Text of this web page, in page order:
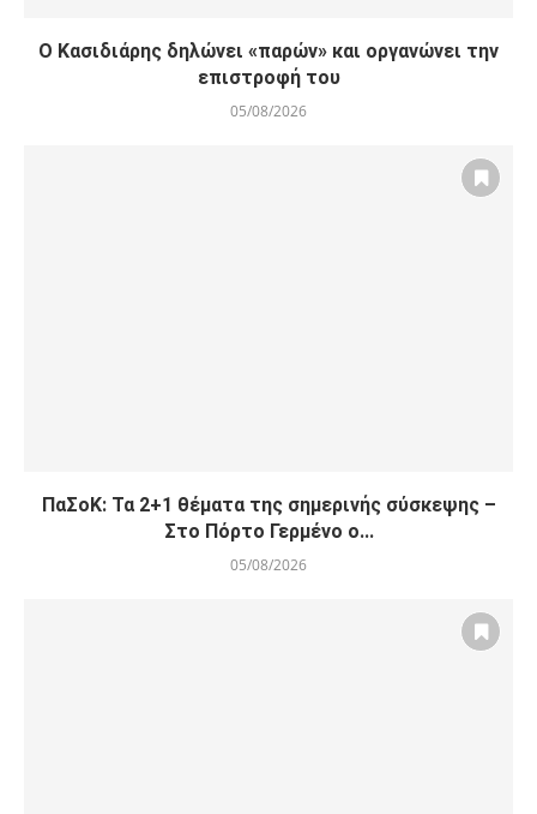
Ο Κασιδιάρης δηλώνει «παρών» και οργανώνει την
επιστροφή του
05/08/2026
ΠαΣοΚ: Τα 2+1 θέματα της σημερινής σύσκεψης –
Στο Πόρτο Γερμένο ο...
05/08/2026